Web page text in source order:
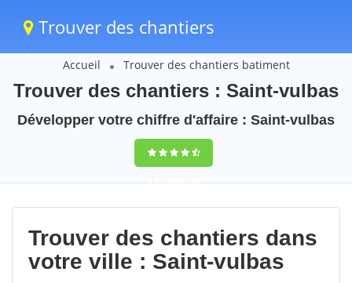
Trouver des chantiers
Accueil Trouver des chantiers batiment
Trouver des chantiers : Saint-vulbas
Développer votre chiffre d'affaire : Saint-vulbas
9,5(100%)45
votes
Trouver des chantiers dans
votre ville : Saint-vulbas